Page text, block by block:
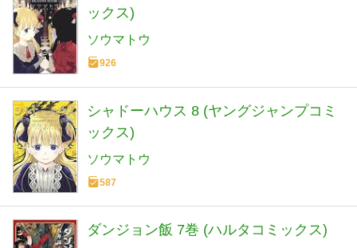
ックス)
ソウマトウ
926
シャドーハウス 8 (ヤングジャンプコミ
ックス)
ソウマトウ
587
ダンジョン飯 7巻 (ハルタコミックス)